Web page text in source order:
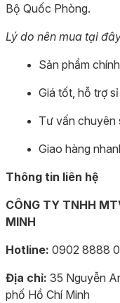
Bộ Quốc Phòng.
Lý do nên mua tại
Sản phẩm
Giá tốt, hỗ trợ
Tư vấn chuyên
Giao hàng
Thông tin liên hệ
CÔNG TY TNHH
MINH
Hotline: 0902 8888
Địa chỉ: 35 Nguyễn
phố Hồ Chí Minh